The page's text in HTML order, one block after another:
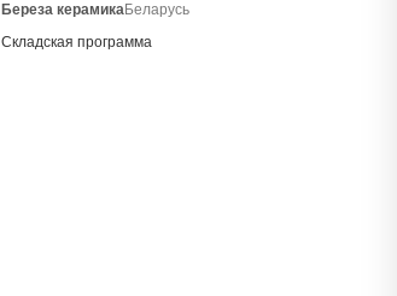
Береза керамикаБеларусь
Складская программа